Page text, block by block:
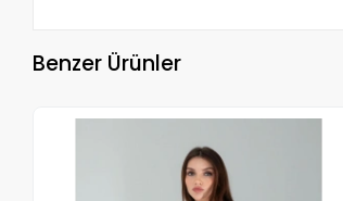
Benzer Ürünler